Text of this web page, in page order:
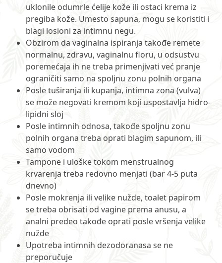
uklonile odumrle ćelije kože ili ostaci krema iz
pregiba kože. Umesto sapuna, mogu se koristiti i
blagi losioni za intimnu negu.
Obzirom da vaginalna ispiranja takođe remete
normalnu, zdravu, vaginalnu floru, u odsustvu
poremećaja ih ne treba primenjivati već pranje
ograničiti samo na spoljnu zonu polnih organa
Posle tuširanja ili kupanja, intimna zona (vulva)
se može negovati kremom koji uspostavlja hidro-
lipidni sloj
Posle intimnih odnosa, takođe spoljnu zonu
polnih organa treba oprati blagim sapunom, ili
samo vodom
Tampone i uloške tokom menstrualnog
krvarenja treba redovno menjati (bar 4-5 puta
dnevno)
Posle mokrenja ili velike nužde, toalet papirom
se treba obrisati od vagine prema anusu, a
analni predeo takođe oprati posle vršenja velike
nužde
Upotreba intimnih dezodoranasa se ne
preporučuje